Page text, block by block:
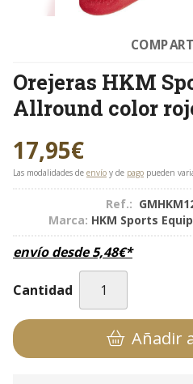
Orejeras HKM
Allround color
17,95€
Las modalidades de envío y de pago pueden
Ref.:
Marca: HKM Sports
envío desde5,48€*
Cantidad
Añadir